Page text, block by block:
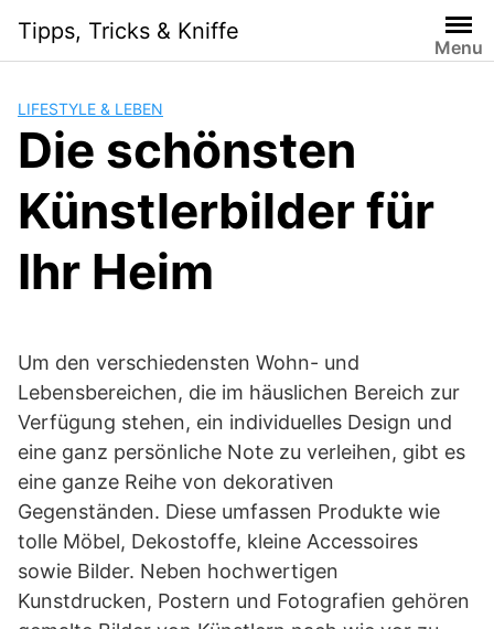
content
Tipps, Tricks & Kniffe
Menu
LIFESTYLE & LEBEN
Die schönsten
Künstlerbilder für
Ihr Heim
Um den verschiedensten Wohn- und
Lebensbereichen, die im häuslichen Bereich zur
Verfügung stehen, ein individuelles Design und
eine ganz persönliche Note zu verleihen, gibt es
eine ganze Reihe von dekorativen
Gegenständen. Diese umfassen Produkte wie
tolle Möbel, Dekostoffe, kleine Accessoires
sowie Bilder. Neben hochwertigen
Kunstdrucken, Postern und Fotografien gehören